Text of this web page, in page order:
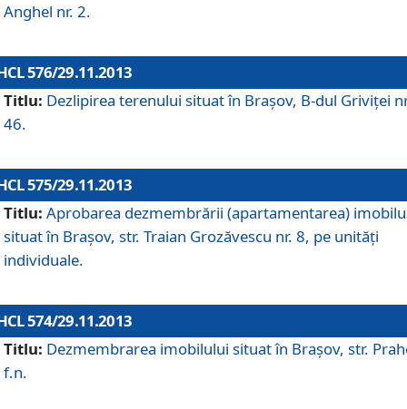
Anghel nr. 2.
576/29.11.2013
Titlu: Dezlipirea terenului situat în Braşov, B-dul Griviţei
46.
575/29.11.2013
Titlu: Aprobarea dezmembrării (apartamentarea)
situat în Braşov, str. Traian Grozăvescu nr. 8, pe unităţi
individuale.
574/29.11.2013
Titlu: Dezmembrarea imobilului situat în Braşov, str.
f.n.